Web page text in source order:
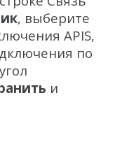
, выберите
APIS,
по
и